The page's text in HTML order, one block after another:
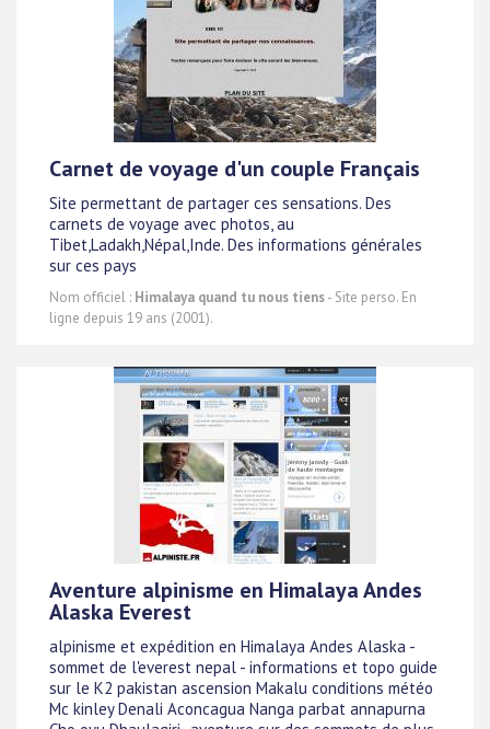
Carnet de voyage d'un couple Français
Site permettant de partager ces sensations. Des
carnets de voyage avec photos, au
Tibet,Ladakh,Népal,Inde. Des informations générales
sur ces pays
Nom officiel : Himalaya quand tu nous tiens- Site perso. En
ligne depuis 19 ans (2001).
Aventure alpinisme en Himalaya Andes
Alaska Everest
alpinisme et expédition en Himalaya Andes Alaska -
sommet de l'everest nepal - informations et topo guide
sur le K2 pakistan ascension Makalu conditions météo
Mc kinley Denali Aconcagua Nanga parbat annapurna